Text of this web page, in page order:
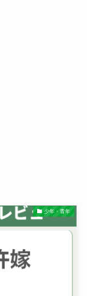
少年・青年